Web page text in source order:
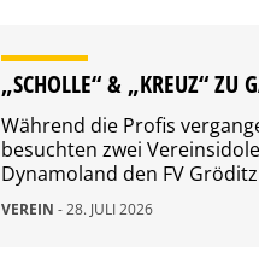
„SCHOLLE“ & „KREUZ“ ZU
Während die Profis
besuchten zwei
Dynamoland den FV
hat Niklas Kreuzer und
VEREIN- 28. JULI 2026